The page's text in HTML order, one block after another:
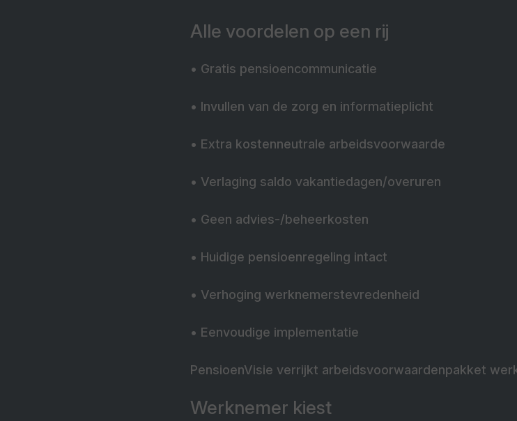
Alle voordelen op een rij
• Gratis pensioencommunicatie
• Invullen van de zorg en informatieplicht
• Extra kostenneutrale arbeidsvoorwaarde
• Verlaging saldo vakantiedagen/overuren
• Geen advies-/beheerkosten
• Huidige pensioenregeling intact
• Verhoging werknemerstevredenheid
• Eenvoudige implementatie
PensioenVisie verrijkt arbeidsvoorwaardenpakket
Werknemer kiest